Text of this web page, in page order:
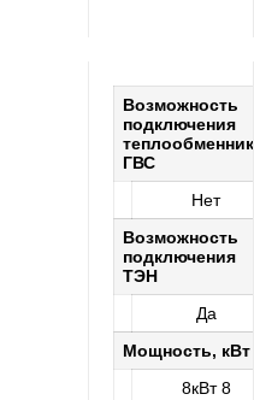
Возможность
подключения
ГВС
Нет
Возможность
подключения
ТЭН
Да
Мощность, кВт
8кВт 8